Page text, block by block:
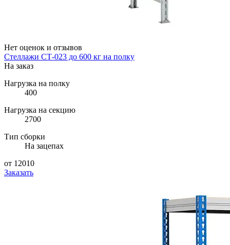
Нет оценок и отзывов
Стеллажи СТ-023 до 600 кг на полку
На заказ
Нагрузка на полку
400
Нагрузка на секцию
2700
Тип сборки
На зацепах
от 12010
Заказать